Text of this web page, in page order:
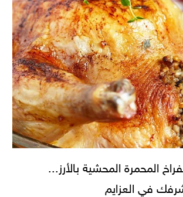
المحمرة المحشية بالأرز...
في العزايم